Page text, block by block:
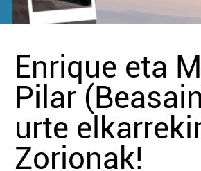
Enrique eta
Pilar
urte
Zorionak!